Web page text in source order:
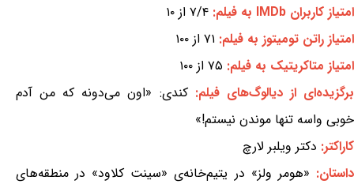
امتیاز کاربران IMDb به فیلم:
۷/۴ از ۱۰
امتیاز راتن تومیتوز به فیلم: ۷۱ از ۱۰۰
امتیاز متاکریتیک به فیلم: ۷۵ از ۱۰۰
برگزیده‌ای از دیالوگ‌های فیلم:کندی: «اون می‌دونه که من آدم
خوبی واسه تنها موندن نیستم!»
کاراکتر: دکتر ویلبر لارچ
داستان: «هومر ولز» در یتیم‌خانه‌ی «سینت کلاود» در منطقه‌های